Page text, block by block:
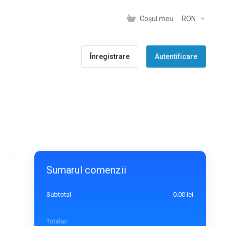
Coșul meu RON
Înregistrare Autentificare
Sumarul comenzii
Subtotal 0.00 lei
Totaluri